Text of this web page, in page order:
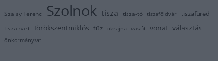
Szalay Ferenc Szolnok tisza tisza-tó tiszaföldvár tiszafüred
tisza part törökszentmiklós tűz ukrajna vasút vonat választás
önkormányzat